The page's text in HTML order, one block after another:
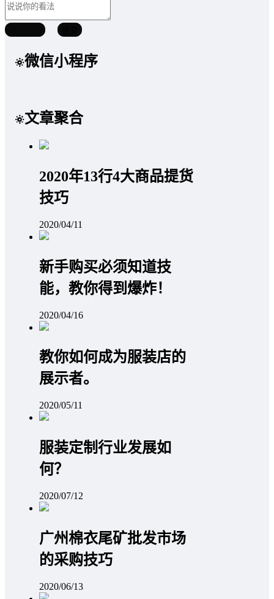
微信小程序
文章聚合
2020年13行4大商品提货
技巧
2020/04/11
新手购买必须知道技
能，教你得到爆炸！
2020/04/16
教你如何成为服装店的
展示者。
2020/05/11
服装定制行业发展如
何？
2020/07/12
广州棉衣尾矿批发市场
的采购技巧
2020/06/13